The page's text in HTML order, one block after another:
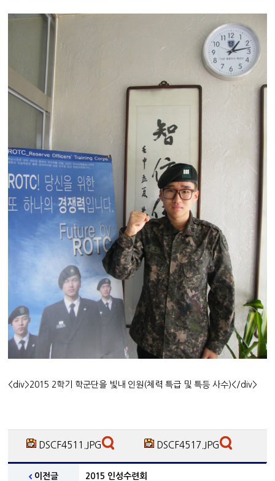
<div>2015 2학기 학군단을 빛내 인원(체력 특급 및 특등 사수)</div>
DSCF4511.JPG DSCF4517.JPG
이전글 2015 인성수련회